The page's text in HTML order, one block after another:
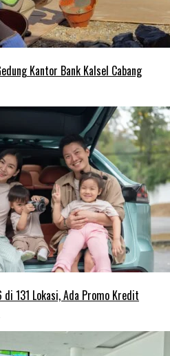
Kantor Bank Kalsel Cabang
di 131 Lokasi, Ada Promo Kredit